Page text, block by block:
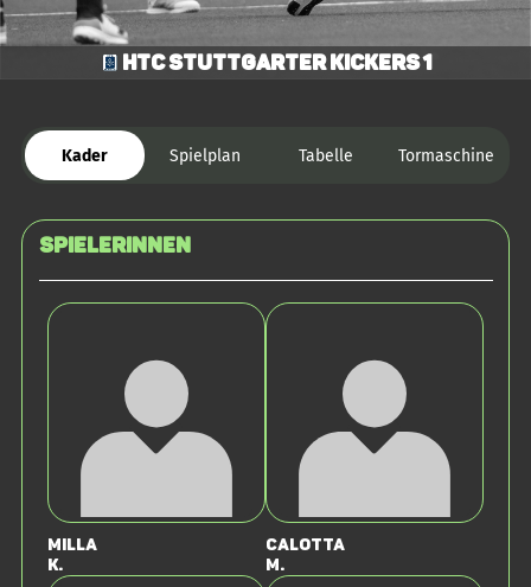
HTC Stuttgarter Kickers 1
Kader Spielplan Tabelle Tormaschine
SPIELERINNEN
Milla
K.
Calotta
M.